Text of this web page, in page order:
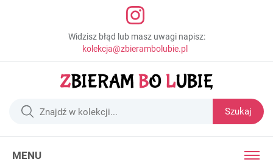
Widzisz błąd lub masz uwagi napisz:
kolekcja@zbierambolubie.pl
Szukaj
MENU